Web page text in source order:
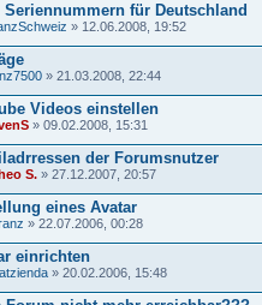
Seriennummern für Deutschland
» 12.06.2008, 19:52
» 21.03.2008, 22:44
Videos einstellen
» 09.02.2008, 15:31
der Forumsnutzer
S. » 27.12.2007, 20:57
eines Avatar
» 22.07.2006, 00:28
einrichten
» 20.02.2006, 15:48